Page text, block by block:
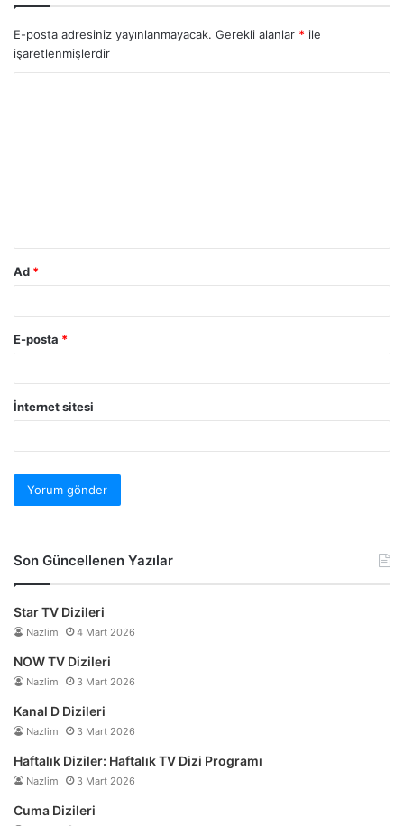
E-posta adresiniz yayınlanmayacak. Gerekli alanlar * ile
işaretlenmişlerdir
Ad *
E-posta *
İnternet sitesi
Son Güncellenen Yazılar
Star TV Dizileri
Nazlim 4 Mart 2026
NOW TV Dizileri
Nazlim 3 Mart 2026
Kanal D Dizileri
Nazlim 3 Mart 2026
Haftalık Diziler: Haftalık TV Dizi Programı
Nazlim 3 Mart 2026
Cuma Dizileri